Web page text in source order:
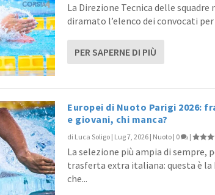
La Direzione Tecnica delle squadre
diramato l’elenco dei convocati per
PER SAPERNE DI PIÙ
Europei di Nuoto Parigi 2026:
e giovani, chi manca?
di Luca Soligo | Lug 7, 2026 | Nuoto | 0 |
La selezione più ampia di sempre,
trasferta extra italiana: questa è la
che...